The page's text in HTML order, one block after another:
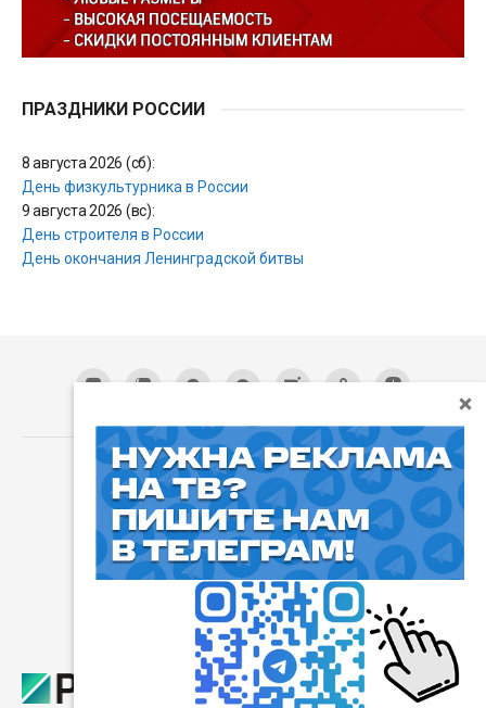
ПРАЗДНИКИ РОССИИ
8 августа 2026 (сб):
День физкультурника в России
9 августа 2026 (вс):
День строителя в России
День окончания Ленинградской битвы